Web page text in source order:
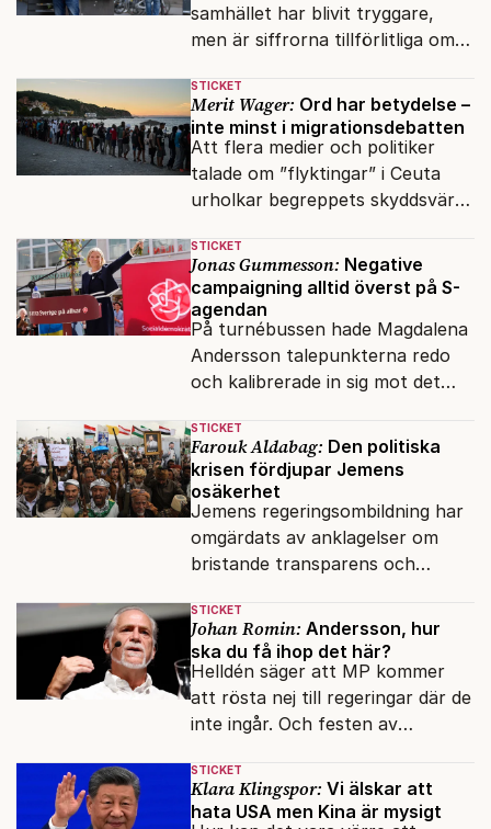
samhället har blivit tryggare,
men är siffrorna tillförlitliga om
anmäla brott?
STICKET
Merit Wager: Ord har betydelse –
inte minst i migrationsdebatten
Att flera medier och politiker
talade om ”flyktingar” i Ceuta
urholkar begreppets skyddsvärde
och förföljelse.
STICKET
Jonas Gummesson: Negative
campaigning alltid överst på S-
agendan
På turnébussen hade Magdalena
Andersson talepunkterna redo
och kalibrerade in sig mot det
robot.
STICKET
Farouk Aldabag: Den politiska
krisen fördjupar Jemens
osäkerhet
Jemens regeringsombildning har
omgärdats av anklagelser om
bristande transparens och
internationella biståndsmedel.
STICKET
Johan Romin: Andersson, hur
ska du få ihop det här?
Helldén säger att MP kommer
att rösta nej till regeringar där de
inte ingår. Och festen av
betalas med lån.
STICKET
Klara Klingspor: Vi älskar att
hata USA men Kina är mysigt